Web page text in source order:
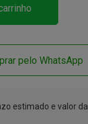
pelo WhatsApp
estimado e valor da